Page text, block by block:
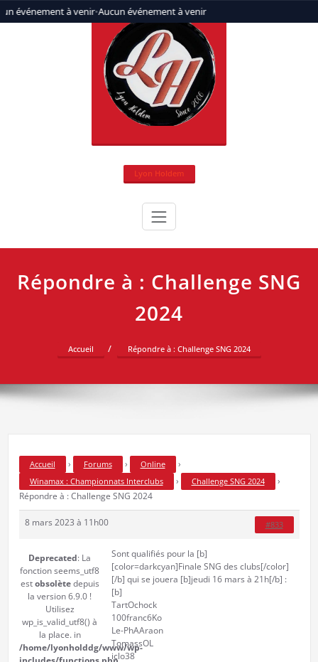
événement à venir•Aucun événement à venir
Aller
au
Lyon Holdem
Répondre à : Challenge SNG
2024
Accueil Répondre à : Challenge SNG 2024
Accueil › Forums › Online ›
Winamax : Championnats Interclubs › Challenge SNG 2024
›
Répondre à : Challenge SNG 2024
8 mars 2023 à 11h00 #833
Deprecated: La
fonction seems_utf8
estobsolètedepuis
la version 6.9.0 !
Utilisez
wp_is_valid_utf8() à
la place. in
/home/lyonholddg/www/wp-
Sont qualifiés pour la [b]
[color=darkcyan]Finale SNG des clubs[/color]
[/b] qui se jouera [b]jeudi 16 mars à 21h[/b] :
[b]
TartOchock
100franc6Ko
Le-PhAAraon
TomassOL
iclo38